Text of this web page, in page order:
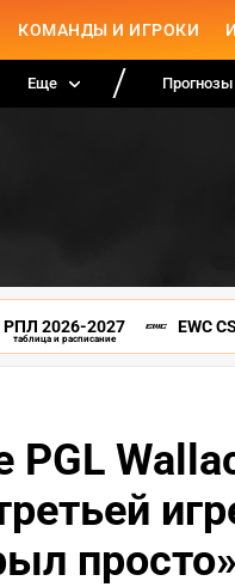
КОМАНДЫ И ИГРОКИ
Еще Прогнозы
РПЛ 2026-2027
таблица и расписание
EWC
PGL
просто»